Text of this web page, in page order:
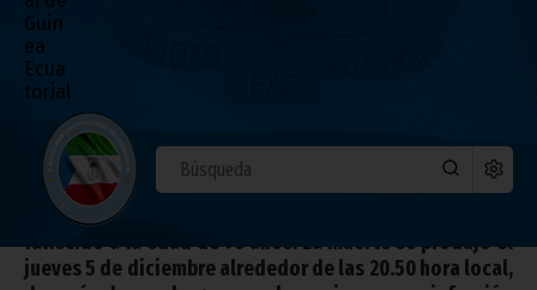
diciembre 06, 2013
Noticias África
El ex presidente de Sudáfrica, Nelson Mandela, ha
fallecido a la edad de 95 años. La muerte se produjo el
jueves 5 de diciembre alrededor de las 20.50 hora local,